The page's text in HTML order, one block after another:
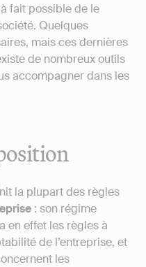
fait possible de le
Quelques
mais ces dernières
de nombreux outils
accompagner dans les
la plupart des règles
: son régime
en effet les règles à
de l’entreprise, et
les